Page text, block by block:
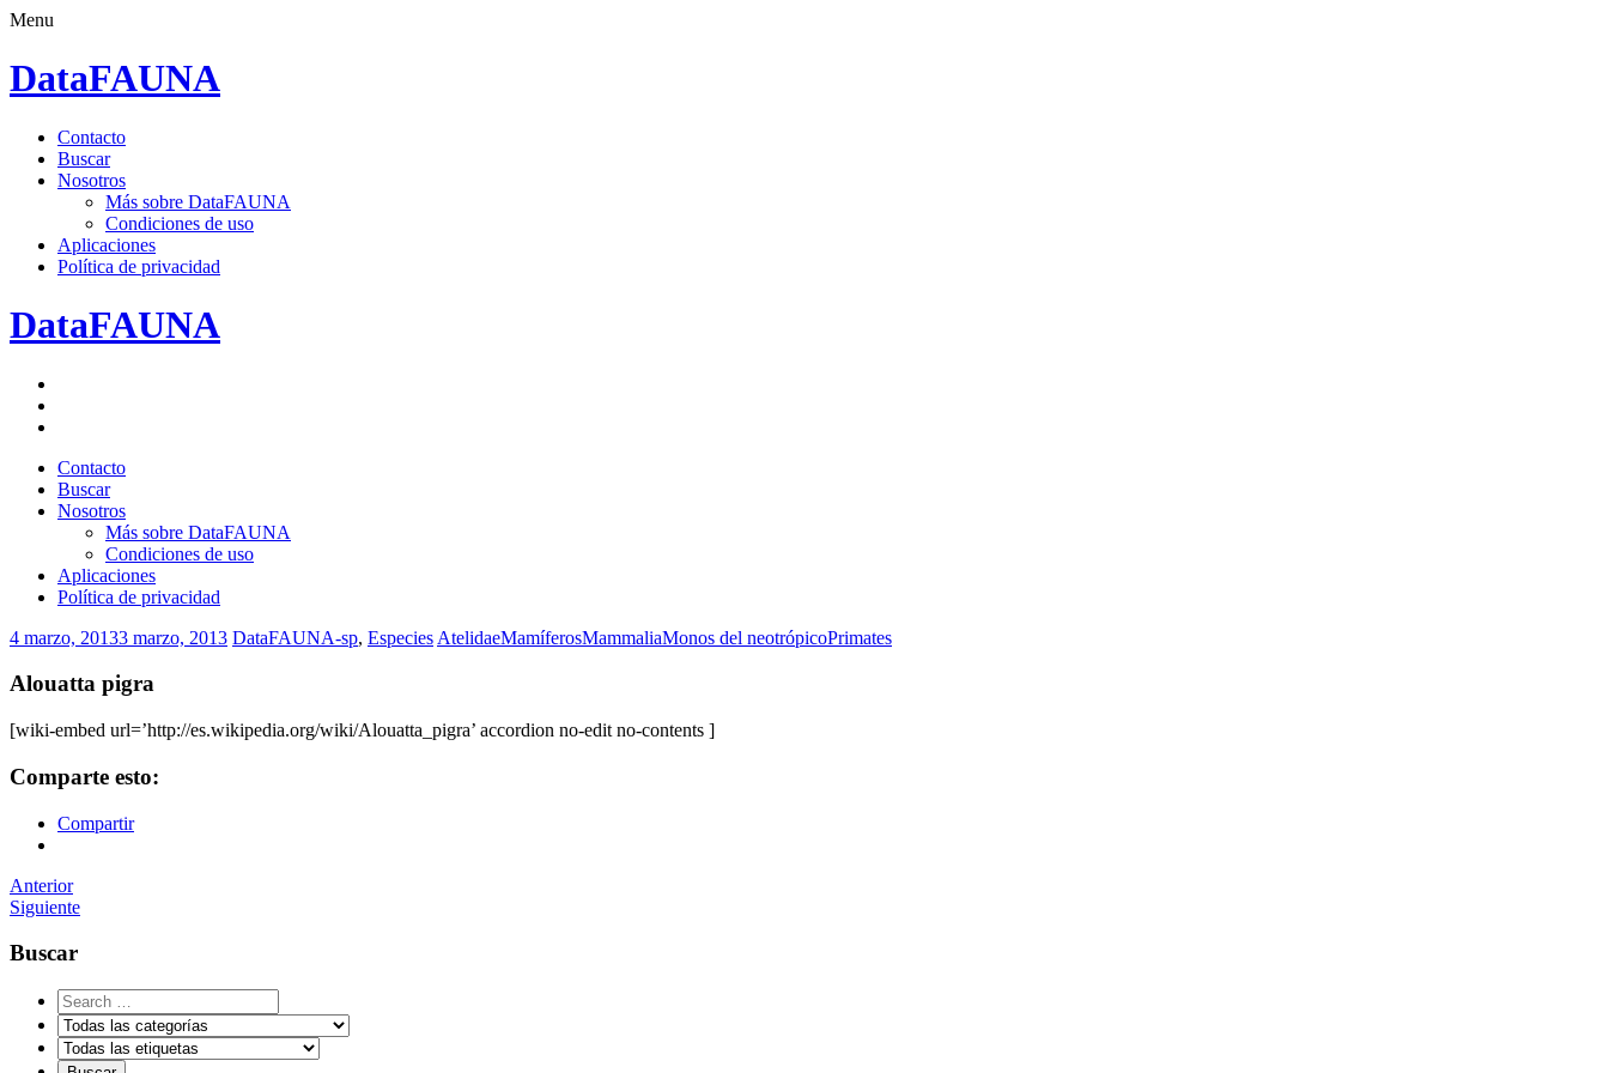
Menu
DataFAUNA
Saltar
contenido.
Contacto
Buscar
Nosotros
Más sobre DataFAUNA
Condiciones de uso
Aplicaciones
Política de privacidad
DataFAUNA
Saltar
contenido.
Contacto
Buscar
Nosotros
Más sobre DataFAUNA
Condiciones de uso
Aplicaciones
Política de privacidad
4 marzo, 20133 marzo, 2013 DataFAUNA-sp, Especies AtelidaeMamíferosMammaliaMonos del neotrópicoPrimates
Alouatta pigra
[wiki-embed url=’http://es.wikipedia.org/wiki/Alouatta_pigra’ accordion no-edit no-contents ]
Comparte esto:
Compartir
Navegador
de
artículos
Anterior
Siguiente
Buscar